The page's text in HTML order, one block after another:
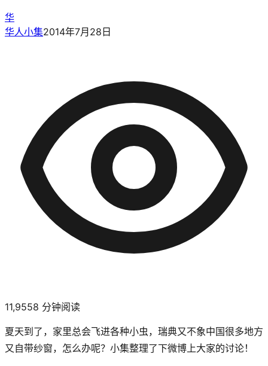
华
华人小集2014年7月28日
11,9558 分钟阅读
夏天到了，家里总会飞进各种小虫，瑞典又不象中国很多地方
又自带纱窗，怎么办呢？小集整理了下微博上大家的讨论！